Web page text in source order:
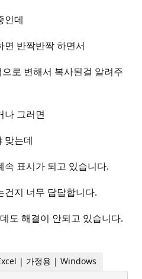
인데
면 반짝반짝 하면서
로 변해서 복사된걸 알려주
나 그러면
맞는데
속 표시가 되고 있습니다.
건지 너무 답답합니다.
도 해결이 안되고 있습니다.
| 가정용 | Windows